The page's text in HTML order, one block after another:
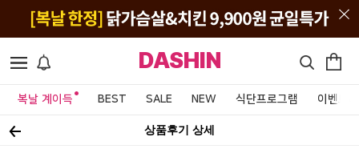
DASHIN
복날 계이득 BEST SALE NEW 식단프로그램 이벤트&
상품후기 상세